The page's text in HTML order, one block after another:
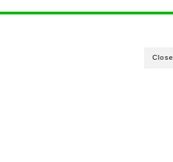
Close